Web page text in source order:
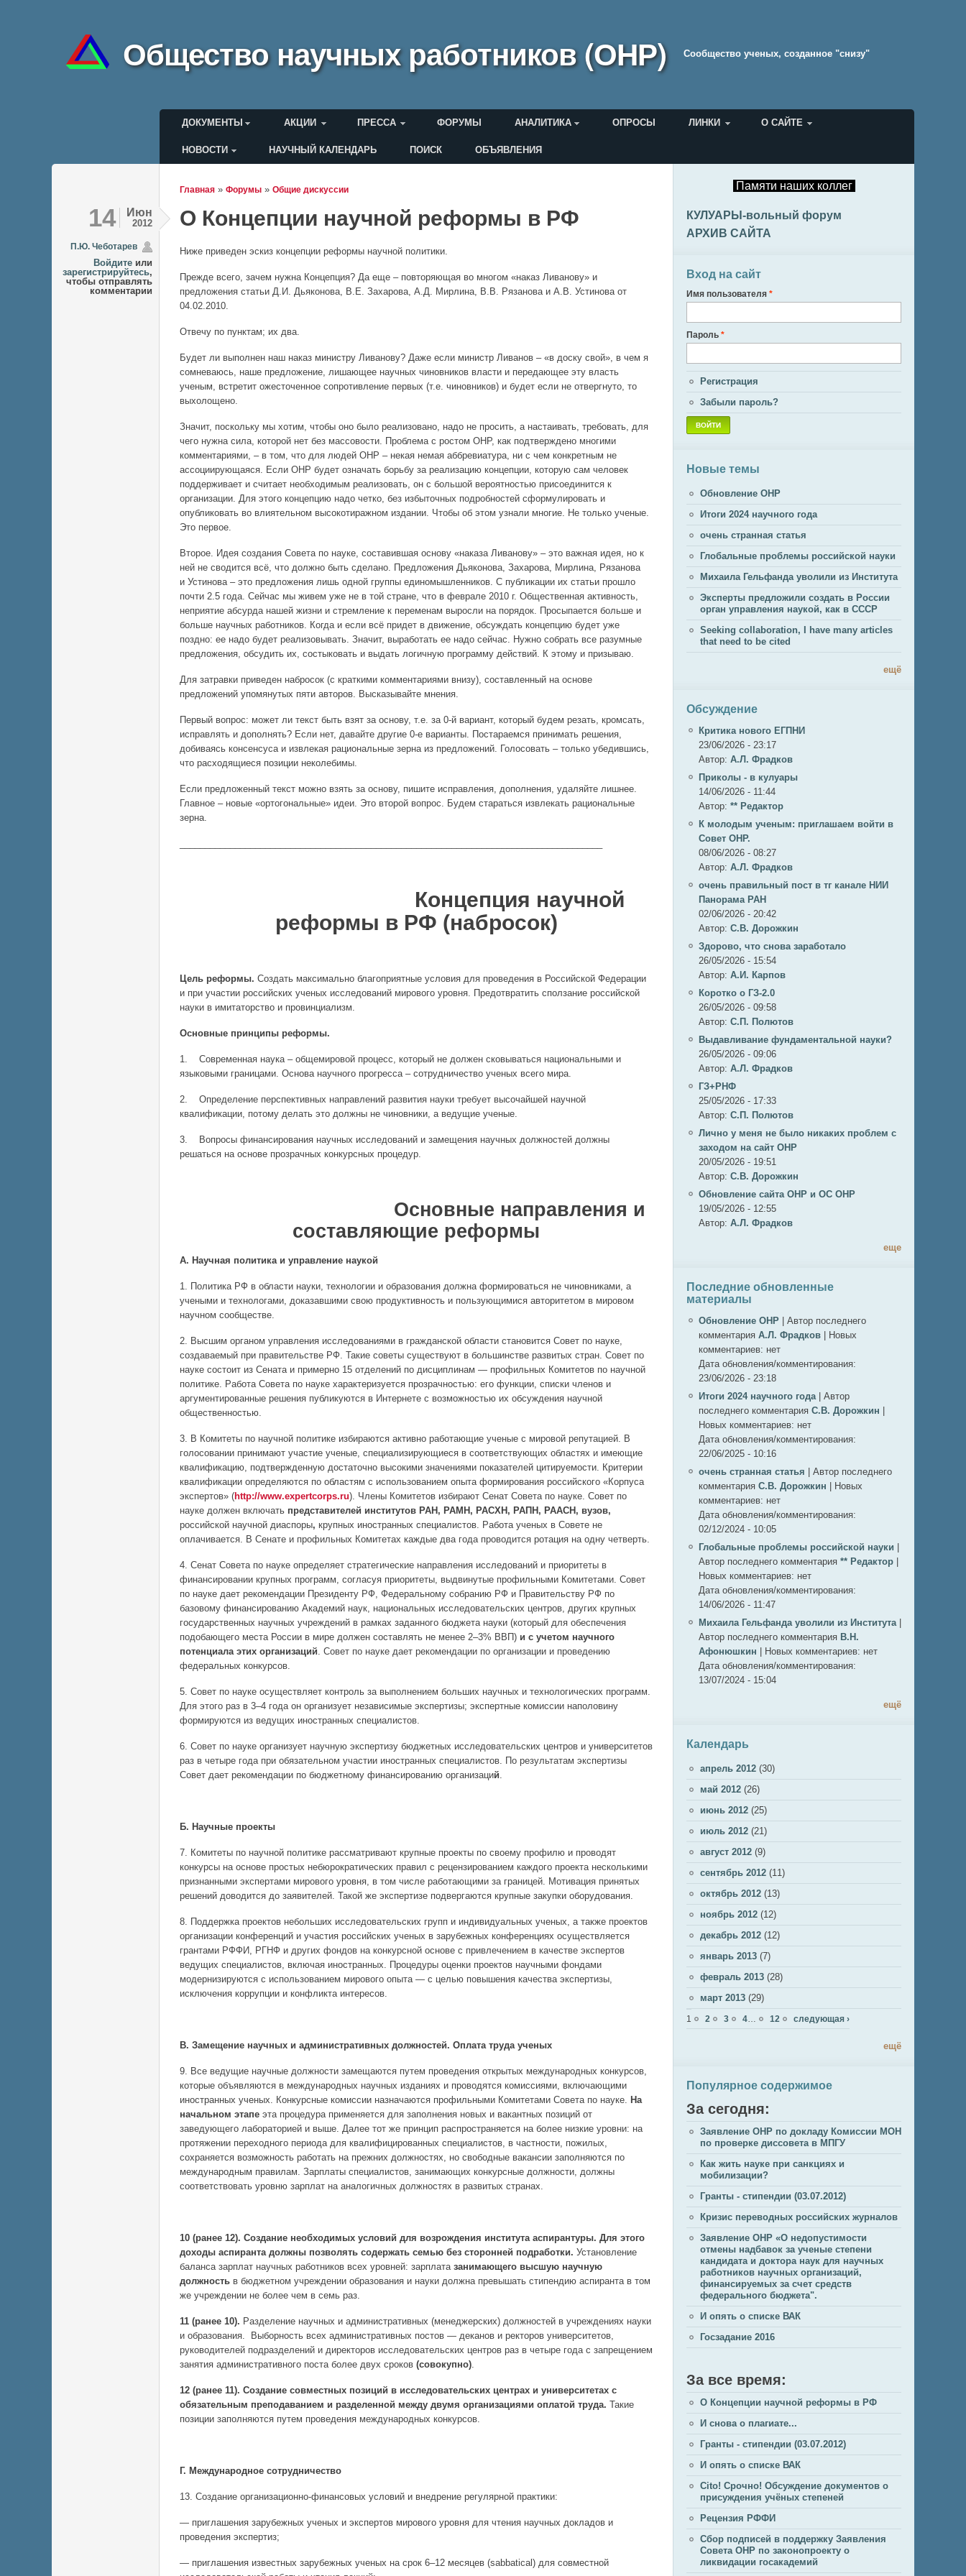
Общество научных работников (ОНР) Cообщество ученых, созданное "снизу"
Главное меню
ДОКУМЕНТЫ АКЦИИ ПРЕССА ФОРУМЫ АНАЛИТИКА ОПРОСЫ ЛИНКИ О САЙТЕ
Меню пользователя
НОВОСТИ НАУЧНЫЙ КАЛЕНДАРЬ ПОИСК ОБЪЯВЛЕНИЯ
Вы здесь
Главная » Форумы » Общие дискуссии
14 Июн
2012
П.Ю. Чеботарев
Войдите или
зарегистрируйтесь,
чтобы отправлять
комментарии
О Концепции научной реформы в РФ
Ниже приведен эскиз концепции реформы научной политики.
Прежде всего, зачем нужна Концепция? Да еще – повторяющая во многом «наказ Ливанову» и
предложения статьи Д.И. Дьяконова, В.Е. Захарова, А.Д. Мирлина, В.В. Рязанова и А.В. Устинова от
04.02.2010.
Отвечу по пунктам; их два.
Будет ли выполнен наш наказ министру Ливанову? Даже если министр Ливанов – «в доску свой», в чем я
сомневаюсь, наше предложение, лишающее научных чиновников власти и передающее эту власть
ученым, встретит ожесточенное сопротивление первых (т.е. чиновников) и будет если не отвергнуто, то
выхолощено.
Значит, поскольку мы хотим, чтобы оно было реализовано, надо не просить, а настаивать, требовать, для
чего нужна сила, которой нет без массовости. Проблема с ростом ОНР, как подтверждено многими
комментариями, – в том, что для людей ОНР – некая немая аббревиатура, ни с чем конкретным не
ассоциирующаяся. Если ОНР будет означать борьбу за реализацию концепции, которую сам человек
поддерживает и считает необходимым реализовать, он с большой вероятностью присоединится к
организации. Для этого концепцию надо четко, без избыточных подробностей сформулировать и
опубликовать во влиятельном высокотиражном издании. Чтобы об этом узнали многие. Не только ученые.
Это первое.
Второе. Идея создания Совета по науке, составившая основу «наказа Ливанову» – это важная идея, но к
ней не сводится всё, что должно быть сделано. Предложения Дьяконова, Захарова, Мирлина, Рязанова
и Устинова – это предложения лишь одной группы единомышленников. С публикации их статьи прошло
почти 2.5 года. Сейчас мы живем уже не в той стране, что в феврале 2010 г. Общественная активность,
неприятие абсурда нашей жизни и стремление к переменам выросли на порядок. Просыпается больше и
больше научных работников. Когда и если всё придет в движение, обсуждать концепцию будет уже
поздно: ее надо будет реализовывать. Значит, выработать ее надо сейчас. Нужно собрать все разумные
предложения, обсудить их, состыковать и выдать логичную программу действий. К этому и призываю.
Для затравки приведен набросок (с краткими комментариями внизу), составленный на основе
предложений упомянутых пяти авторов. Высказывайте мнения.
Первый вопрос: может ли текст быть взят за основу, т.е. за 0-й вариант, который будем резать, кромсать,
исправлять и дополнять? Если нет, давайте другие 0-е варианты. Постараемся принимать решения,
добиваясь консенсуса и извлекая рациональные зерна из предложений. Голосовать – только убедившись,
что расходящиеся позиции неколебимы.
Если предложенный текст можно взять за основу, пишите исправления, дополнения, удаляйте лишнее.
Главное – новые «ортогональные» идеи. Это второй вопрос. Будем стараться извлекать рациональные
зерна.
Концепция научной
реформы в РФ (набросок)
Цель реформы. Создать максимально благоприятные условия для проведения в Российской Федерации
и при участии российских ученых исследований мирового уровня. Предотвратить сползание российской
науки в имитаторство и провинциализм.
Основные принципы реформы.
1. Современная наука – общемировой процесс, который не должен сковываться национальными и
языковыми границами. Основа научного прогресса – сотрудничество ученых всего мира.
2. Определение перспективных направлений развития науки требует высочайшей научной
квалификации, потому делать это должны не чиновники, а ведущие ученые.
3. Вопросы финансирования научных исследований и замещения научных должностей должны
решаться на основе прозрачных конкурсных процедур.
Основные направления и
составляющие реформы
А. Научная политика и управление наукой
1. Политика РФ в области науки, технологии и образования должна формироваться не чиновниками, а
учеными и технологами, доказавшими свою продуктивность и пользующимися авторитетом в мировом
научном сообществе.
2. Высшим органом управления исследованиями в гражданской области становится Совет по науке,
создаваемый при правительстве РФ. Такие советы существуют в большинстве развитых стран. Совет по
науке состоит из Сената и примерно 15 отделений по дисциплинам — профильных Комитетов по научной
политике. Работа Совета по науке характеризуется прозрачностью: его функции, списки членов и
аргументированные решения публикуются в Интернете с возможностью их обсуждения научной
общественностью.
3. В Комитеты по научной политике избираются активно работающие ученые с мировой репутацией. В
голосовании принимают участие ученые, специализирующиеся в соответствующих областях и имеющие
квалификацию, подтвержденную достаточно высокими значениями показателей цитируемости. Критерии
квалификации определяются по областям с использованием опыта формирования российского «Корпуса
экспертов» (http://www.expertcorps.ru). Члены Комитетов избирают Сенат Совета по науке. Совет по
науке должен включать представителей институтов РАН, РАМН, РАСХН, РАПН, РААСН, вузов,
российской научной диаспоры, крупных иностранных специалистов. Работа ученых в Совете не
оплачивается. В Сенате и профильных Комитетах каждые два года проводится ротация на одну четверть.
4. Сенат Совета по науке определяет стратегические направления исследований и приоритеты в
финансировании крупных программ, согласуя приоритеты, выдвинутые профильными Комитетами. Совет
по науке дает рекомендации Президенту РФ, Федеральному собранию РФ и Правительству РФ по
базовому финансированию Академий наук, национальных исследовательских центров, других крупных
государственных научных учреждений в рамках заданного бюджета науки (который для обеспечения
подобающего места России в мире должен составлять не менее 2–3% ВВП) и с учетом научного
потенциала этих организаций. Совет по науке дает рекомендации по организации и проведению
федеральных конкурсов.
5. Совет по науке осуществляет контроль за выполнением больших научных и технологических программ.
Для этого раз в 3–4 года он организует независимые экспертизы; экспертные комиссии наполовину
формируются из ведущих иностранных специалистов.
6. Совет по науке организует научную экспертизу бюджетных исследовательских центров и университетов
раз в четыре года при обязательном участии иностранных специалистов. По результатам экспертизы
Совет дает рекомендации по бюджетному финансированию организаций.
Б. Научные проекты
7. Комитеты по научной политике рассматривают крупные проекты по своему профилю и проводят
конкурсы на основе простых небюрократических правил с рецензированием каждого проекта несколькими
признанными экспертами мирового уровня, в том числе работающими за границей. Мотивация принятых
решений доводится до заявителей. Такой же экспертизе подвергаются крупные закупки оборудования.
8. Поддержка проектов небольших исследовательских групп и индивидуальных ученых, а также проектов
организации конференций и участия российских ученых в зарубежных конференциях осуществляется
грантами РФФИ, РГНФ и других фондов на конкурсной основе с привлечением в качестве экспертов
ведущих специалистов, включая иностранных. Процедуры оценки проектов научными фондами
модернизируются с использованием мирового опыта — с целью повышения качества экспертизы,
исключения коррупции и конфликта интересов.
В. Замещение научных и административных должностей. Оплата труда ученых
9. Все ведущие научные должности замещаются путем проведения открытых международных конкурсов,
которые объявляются в международных научных изданиях и проводятся комиссиями, включающими
иностранных ученых. Конкурсные комиссии назначаются профильными Комитетами Совета по науке. На
начальном этапе эта процедура применяется для заполнения новых и вакантных позиций от
заведующего лабораторией и выше. Далее тот же принцип распространяется на более низкие уровни: на
протяжении переходного периода для квалифицированных специалистов, в частности, пожилых,
сохраняется возможность работать на прежних должностях, но свободные вакансии заполняются по
международным правилам. Зарплаты специалистов, занимающих конкурсные должности, должны
соответствовать уровню зарплат на аналогичных должностях в развитых странах.
10 (ранее 12). Создание необходимых условий для возрождения института аспирантуры. Для этого
доходы аспиранта должны позволять содержать семью без сторонней подработки. Установление
баланса зарплат научных работников всех уровней: зарплата занимающего высшую научную
должность в бюджетном учреждении образования и науки должна превышать стипендию аспиранта в том
же учреждении не более чем в семь раз.
11 (ранее 10). Разделение научных и административных (менеджерских) должностей в учреждениях науки
и образования. Выборность всех административных постов — деканов и ректоров университетов,
руководителей подразделений и директоров исследовательских центров раз в четыре года с запрещением
занятия административного поста более двух сроков (совокупно).
12 (ранее 11). Создание совместных позиций в исследовательских центрах и университетах с
обязательным преподаванием и разделенной между двумя организациями оплатой труда. Такие
позиции заполняются путем проведения международных конкурсов.
Г. Международное сотрудничество
13. Создание организационно-финансовых условий и внедрение регулярной практики:
— приглашения зарубежных ученых и экспертов мирового уровня для чтения научных докладов и
проведения экспертиз;
— приглашения известных зарубежных ученых на срок 6–12 месяцев (sabbatical) для совместной
Памяти наших коллег
КУЛУАРЫ-вольный форум
АРХИВ САЙТА
Вход на сайт
Имя пользователя *
Пароль *
Регистрация
Забыли пароль?
Новые темы
Обновление ОНР
Итоги 2024 научного года
очень странная статья
Глобальные проблемы российской науки
Михаила Гельфанда уволили из Института
Эксперты предложили создать в России
орган управления наукой, как в СССР
Seeking collaboration, I have many articles
that need to be cited
ещё
Обсуждение
Критика нового ЕГПНИ
23/06/2026 - 23:17
Автор: А.Л. Фрадков
Приколы - в кулуары
14/06/2026 - 11:44
Автор: ** Редактор
К молодым ученым: приглашаем войти в
Совет ОНР.
08/06/2026 - 08:27
Автор: А.Л. Фрадков
очень правильный пост в тг канале НИИ
Панорама РАН
02/06/2026 - 20:42
Автор: С.В. Дорожкин
Здорово, что снова заработало
26/05/2026 - 15:54
Автор: А.И. Карпов
Коротко о ГЗ-2.0
26/05/2026 - 09:58
Автор: C.П. Полютов
Выдавливание фундаментальной науки?
26/05/2026 - 09:06
Автор: А.Л. Фрадков
ГЗ+РНФ
25/05/2026 - 17:33
Автор: C.П. Полютов
Лично у меня не было никаких проблем с
заходом на сайт ОНР
20/05/2026 - 19:51
Автор: С.В. Дорожкин
Обновление сайта ОНР и ОС ОНР
19/05/2026 - 12:55
Автор: А.Л. Фрадков
еще
Последние обновленные
материалы
Обновление ОНР
Автор последнего
комментария А.Л. Фрадков
Новых
комментариев: нет
Дата обновления/комментирования:
23/06/2026 - 23:18
Итоги 2024 научного года
Автор
последнего комментария С.В. Дорожкин
Новых комментариев: нет
Дата обновления/комментирования:
22/06/2025 - 10:16
очень странная статья
Автор последнего
комментария С.В. Дорожкин
Новых
комментариев: нет
Дата обновления/комментирования:
02/12/2024 - 10:05
Глобальные проблемы российской науки
Автор последнего комментария ** Редактор
Новых комментариев: нет
Дата обновления/комментирования:
14/06/2026 - 11:47
Михаила Гельфанда уволили из Института
Автор последнего комментария В.Н.
Афонюшкин
Новых комментариев: нет
Дата обновления/комментирования:
13/07/2024 - 15:04
ещё
Календарь
апрель 2012 (30)
май 2012 (26)
июнь 2012 (25)
июль 2012 (21)
август 2012 (9)
сентябрь 2012 (11)
октябрь 2012 (13)
ноябрь 2012 (12)
декабрь 2012 (12)
январь 2013 (7)
февраль 2013 (28)
март 2013 (29)
Страницы
1 2 3 4 12 следующая ›
ещё
Популярное содержимое
За сегодня:
Заявление ОНР по докладу Комиссии МОН
по проверке диссовета в МПГУ
Как жить науке при санкциях и
мобилизации?
Гранты - стипендии (03.07.2012)
Кризис переводных российских журналов
Заявление ОНР «О недопустимости
отмены надбавок за ученые степени
кандидата и доктора наук для научных
работников научных организаций,
финансируемых за счет средств
федерального бюджета".
И опять о списке ВАК
Госзадание 2016
За все время:
О Концепции научной реформы в РФ
И снова о плагиате...
Гранты - стипендии (03.07.2012)
И опять о списке ВАК
Cito! Срочно! Обсуждение документов о
присуждения учёных степеней
Рецензия РФФИ
Сбор подписей в поддержку Заявления
Совета ОНР по законопроекту о
ликвидации госакадемий